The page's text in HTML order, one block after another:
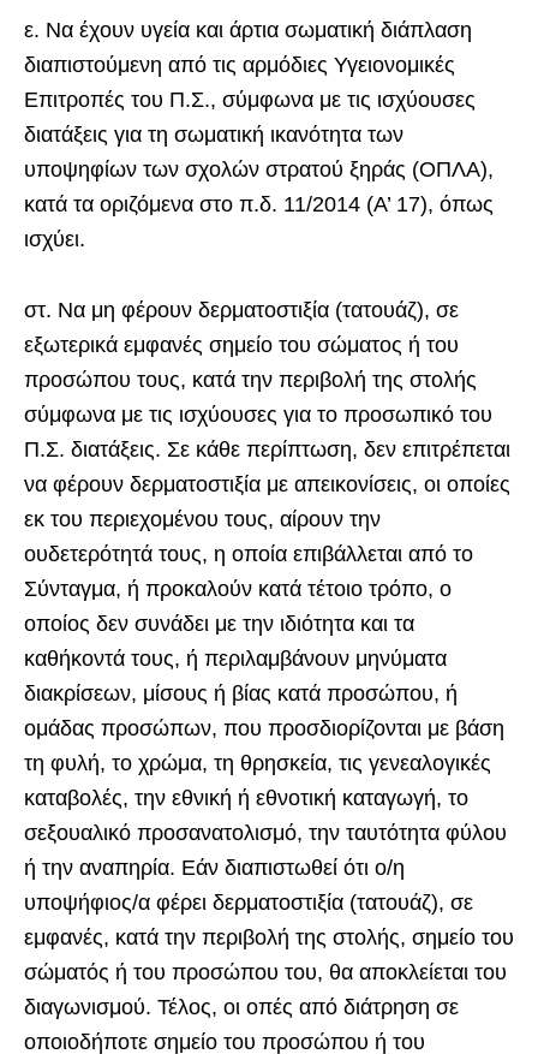
ε. Να έχουν υγεία και άρτια σωματική διάπλαση
διαπιστούμενη από τις αρμόδιες Υγειονομικές
Επιτροπές του Π.Σ., σύμφωνα με τις ισχύουσες
διατάξεις για τη σωματική ικανότητα των
υποψηφίων των σχολών στρατού ξηράς (ΟΠΛΑ),
κατά τα οριζόμενα στο π.δ. 11/2014 (Α’ 17), όπως
ισχύει.
στ. Να μη φέρουν δερματοστιξία (τατουάζ), σε
εξωτερικά εμφανές σημείο του σώματος ή του
προσώπου τους, κατά την περιβολή της στολής
σύμφωνα με τις ισχύουσες για το προσωπικό του
Π.Σ. διατάξεις. Σε κάθε περίπτωση, δεν επιτρέπεται
να φέρουν δερματοστιξία με απεικονίσεις, οι οποίες
εκ του περιεχομένου τους, αίρουν την
ουδετερότητά τους, η οποία επιβάλλεται από το
Σύνταγμα, ή προκαλούν κατά τέτοιο τρόπο, ο
οποίος δεν συνάδει με την ιδιότητα και τα
καθήκοντά τους, ή περιλαμβάνουν μηνύματα
διακρίσεων, μίσους ή βίας κατά προσώπου, ή
ομάδας προσώπων, που προσδιορίζονται με βάση
τη φυλή, το χρώμα, τη θρησκεία, τις γενεαλογικές
καταβολές, την εθνική ή εθνοτική καταγωγή, το
σεξουαλικό προσανατολισμό, την ταυτότητα φύλου
ή την αναπηρία. Εάν διαπιστωθεί ότι ο/η
υποψήφιος/α φέρει δερματοστιξία (τατουάζ), σε
εμφανές, κατά την περιβολή της στολής, σημείο του
σώματός ή του προσώπου του, θα αποκλείεται του
διαγωνισμού. Τέλος, οι οπές από διάτρηση σε
οποιοδήποτε σημείο του προσώπου ή του